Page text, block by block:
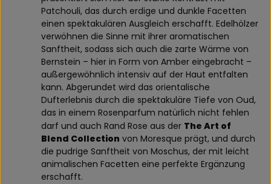
Patchouli, das durch erdige und dunkle Facetten
einen spektakulären Ausgleich erschafft. Edelhölzer
verwöhnen die Sinne mit ihrer aromatischen
Sanftheit, sodass sich auch die zarte Wärme von
Bernstein – hier in Form von Amber eingebracht –
außergewöhnlich intensiv auf der Haut entfalten
kann. Abgerundet wird das orientalische
Dufterlebnis durch die spektakuläre Tiefe von Oud,
das in einem Rosenparfum natürlich nicht fehlen
darf und auch Rand Rose aus der The Art of
Blend Collection von Moresque prägt, und durch
die pudrige Sanftheit von Moschus, der mit leicht
animalischen Facetten eine perfekte Ergänzung
erschafft.